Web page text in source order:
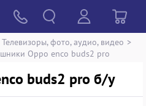
Телевизоры, фото, аудио, видео >
Oppo enco buds2 pro
buds2 pro б/у